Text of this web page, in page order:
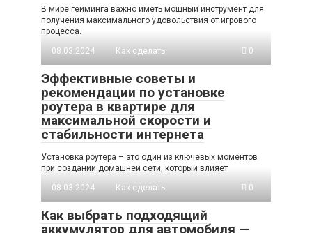
В мире гейминга важно иметь мощный инструмент для
получения максимального удовольствия от игрового
процесса.
08.03.2024
Как сделать 0
Эффективные советы и
рекомендации по установке
роутера в квартире для
максимальной скорости и
стабильности интернета
Установка роутера – это один из ключевых моментов
при создании домашней сети, который влияет
08.03.2024
Как сделать 0
Как выбрать подходящий
аккумулятор для автомобиля —